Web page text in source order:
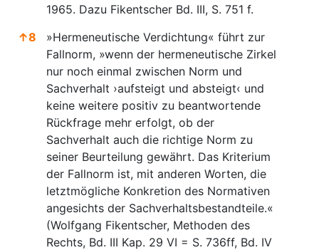
1965. Dazu Fikentscher Bd. III, S. 751 f.
↑8
»Hermeneutische Verdichtung« führt zur
Fallnorm, »wenn der hermeneutische Zirkel
nur noch einmal zwischen Norm und
Sachverhalt ›aufsteigt und absteigt‹ und
keine weitere positiv zu beantwortende
Rückfrage mehr erfolgt, ob der
Sachverhalt auch die richtige Norm zu
seiner Beurteilung gewährt. Das Kriterium
der Fallnorm ist, mit anderen Worten, die
letztmögliche Konkretion des Normativen
angesichts der Sachverhaltsbestandteile.«
(Wolfgang Fikentscher, Methoden des
Rechts, Bd. III Kap. 29 VI = S. 736ff, Bd. IV